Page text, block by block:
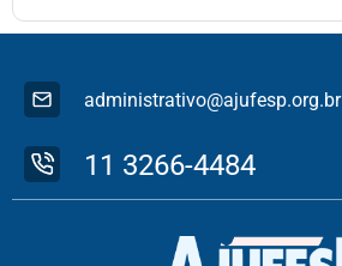
administrativo@ajufesp.org.br
11 3266-4484